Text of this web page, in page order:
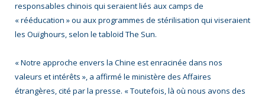
responsables chinois qui seraient liés aux camps de
« rééducation » ou aux programmes de stérilisation qui viseraient
les Ouïghours, selon le tabloïd The Sun.
« Notre approche envers la Chine est enracinée dans nos
valeurs et intérêts », a affirmé le ministère des Affaires
étrangères, cité par la presse. « Toutefois, là où nous avons des